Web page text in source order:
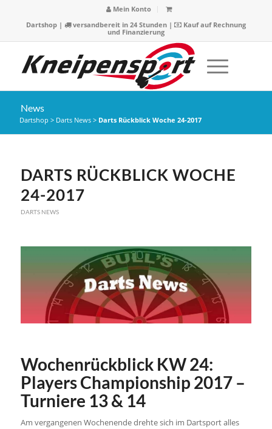
Mein Konto
Dartshop| versandbereit in 24 Stunden |
Kauf auf Rechnung
und Finanzierung
News
Dartshop > Darts News> Darts Rückblick Woche 24-2017
DARTS RÜCKBLICK WOCHE
24-2017
DARTS NEWS
Wochenrückblick KW 24:
Players Championship 2017 –
Turniere 13 & 14
Am vergangenen Wochenende drehte sich im Dartsport alles